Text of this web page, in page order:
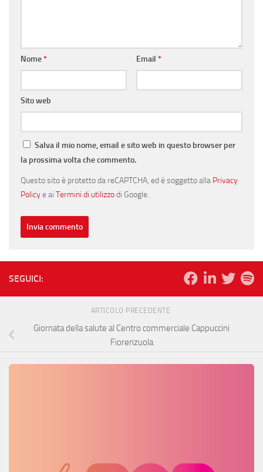
Nome* Email *
Sito web
Salva il mio nome, email e sito web in questo browser per
la prossima volta che commento.
Questo sito è protetto da reCAPTCHA, ed è soggetto alla Privacy
Policye ai Termini di utilizzodi Google.
SEGUICI:
ARTICOLO PRECEDENTE
Giornata della salute al Centro commerciale Cappuccini
Fiorenzuola